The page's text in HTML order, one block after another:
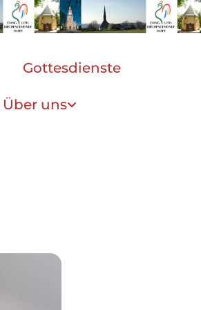
Gottesdienste
Über uns